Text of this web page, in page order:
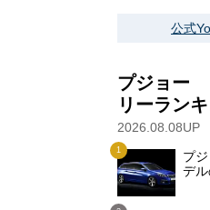
公式
プジョー
リーラン
2026.08.08UP
プ
デ